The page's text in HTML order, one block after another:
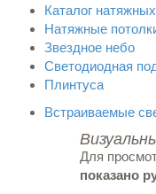
Каталог
Натяжные
Звездное небо
Светодиодная
Плинтуса
Встраиваемые
Для
показано